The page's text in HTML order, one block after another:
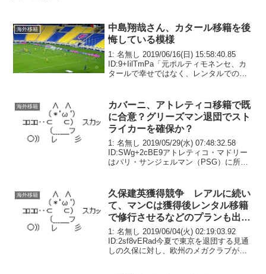
海外移籍
中島翔哉さん、カタール移籍を後
悔している模様
1: 名無し 2019/06/16(日) 15:58:40.85
ID:9+IilTmPa「元ポルティモネンセ、カ
タールで幸せではなく、レンタルでのポ
海外移籍
カバーニ、アトレティコ移籍で既
に合意？グリーズマン退団でスト
ライカーを確保か？
1: 名無し 2019/05/29(水) 07:48:32.58
ID:SWg+2cBE9アトレティコ・マドリー
はパリ・サンジェルマン（PSG）に所属
ラジオ『カデー...
海外移籍
久保建英獲得競争 レアルに続い
て、マンCは獲得後レンタル移籍
で修行させるなどのプランも出て
いる模様
1: 名無し 2019/06/04(火) 02:19:03.92
ID:2sf8vERad今夏で東京を退団する見通
しの久保に対し、欧州のメガクラブが獲